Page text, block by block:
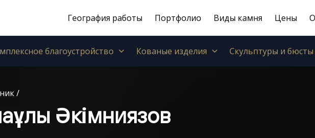
География работы Портфолио Виды камня Цены
благоустройство Кованые изделия Скульптуры и бюсты
/
Әкімниязов